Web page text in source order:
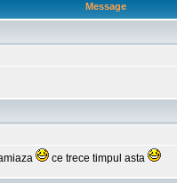
Message
ce trece timpul asta